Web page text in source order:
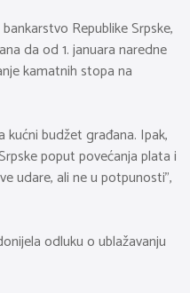
Republike Srpske,
da od 1. januara naredne
kamatnih stopa na
kućni budžet građana. Ipak,
poput povećanja plata i
udare, ali ne u potpunosti”,
odluku o ublažavanju